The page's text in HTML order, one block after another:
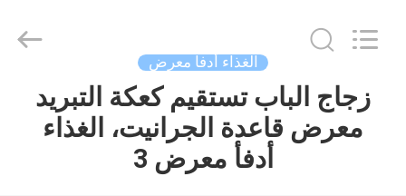
بيت
equipments
limited.
الغذاء أدفأ معرض
زجاج الباب تستقيم كعكة التبريد
معرض قاعدة الجرانيت، الغذاء
أدفأ معرض 3